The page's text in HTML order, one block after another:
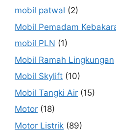
mobil patwal (2)
Mobil Pemadam
mobil PLN (1)
Mobil Ramah Lingkungan
Mobil Skylift (10)
Mobil Tangki Air (15)
Motor (18)
Motor Listrik (89)